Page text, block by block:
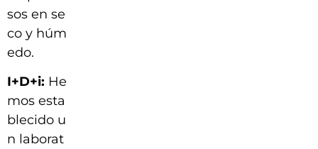
sos en se
co y húm
edo.
I+D+i: He
mos esta
blecido u
n laborat